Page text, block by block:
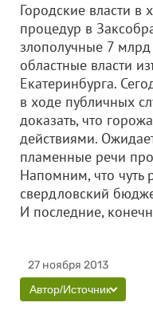
Городские власти в
процедур в
злополучные 7
областные власти
Екатеринбурга.
в ходе публичных
доказать, что
действиями.
пламенные речи
Напомним, что чуть
свердловский
И последние,
27 ноября 2013
Автор/Источник